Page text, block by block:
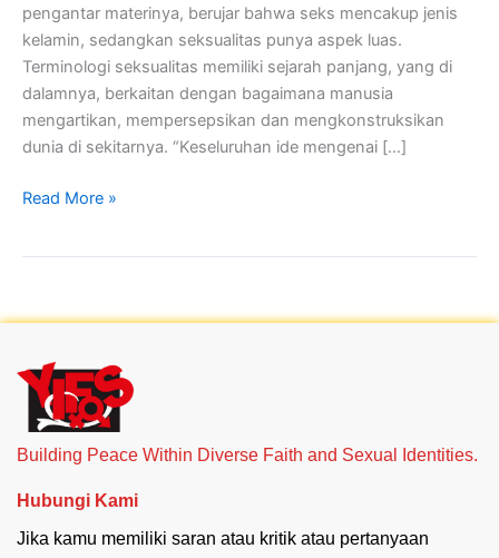
pengantar materinya, berujar bahwa seks mencakup jenis
kelamin, sedangkan seksualitas punya aspek luas.
Terminologi seksualitas memiliki sejarah panjang, yang di
dalamnya, berkaitan dengan bagaimana manusia
mengartikan, mempersepsikan dan mengkonstruksikan
dunia di sekitarnya. “Keseluruhan ide mengenai […]
Read More »
Building Peace Within Diverse Faith and Sexual Identities.
Hubungi Kami
Jika kamu memiliki saran atau kritik atau pertanyaan